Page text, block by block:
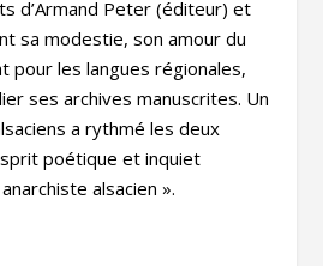
d’Armand Peter (éditeur) et
sa modestie, son amour du
pour les langues régionales,
ses archives manuscrites. Un
a rythmé les deux
poétique et inquiet
alsacien ».